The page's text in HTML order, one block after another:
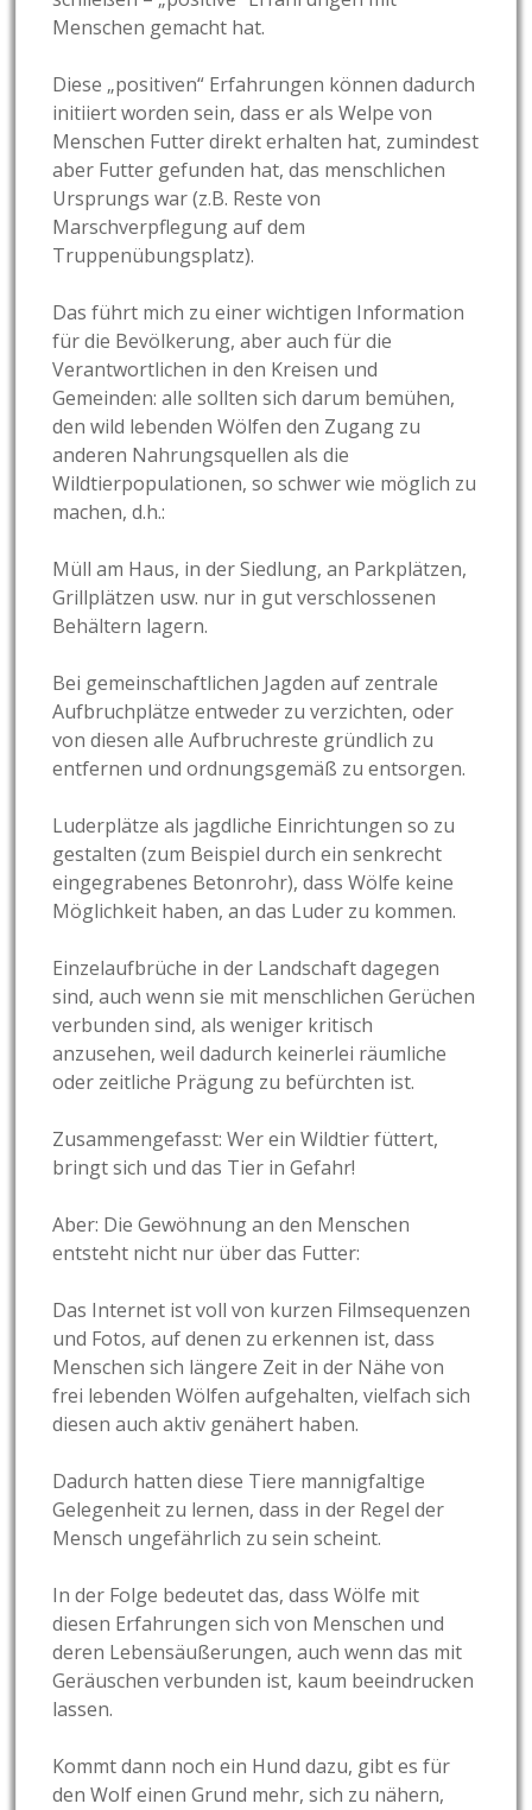
Menschen gemacht hat.
Diese „positiven“ Erfahrungen können dadurch
initiiert worden sein, dass er als Welpe von
Menschen Futter direkt erhalten hat, zumindest
aber Futter gefunden hat, das menschlichen
Ursprungs war (z.B. Reste von
Marschverpflegung auf dem
Truppenübungsplatz).
Das führt mich zu einer wichtigen Information
für die Bevölkerung, aber auch für die
Verantwortlichen in den Kreisen und
Gemeinden: alle sollten sich darum bemühen,
den wild lebenden Wölfen den Zugang zu
anderen Nahrungsquellen als die
Wildtierpopulationen, so schwer wie möglich zu
machen, d.h.:
Müll am Haus, in der Siedlung, an Parkplätzen,
Grillplätzen usw. nur in gut verschlossenen
Behältern lagern.
Bei gemeinschaftlichen Jagden auf zentrale
Aufbruchplätze entweder zu verzichten, oder
von diesen alle Aufbruchreste gründlich zu
entfernen und ordnungsgemäß zu entsorgen.
Luderplätze als jagdliche Einrichtungen so zu
gestalten (zum Beispiel durch ein senkrecht
eingegrabenes Betonrohr), dass Wölfe keine
Möglichkeit haben, an das Luder zu kommen.
Einzelaufbrüche in der Landschaft dagegen
sind, auch wenn sie mit menschlichen Gerüchen
verbunden sind, als weniger kritisch
anzusehen, weil dadurch keinerlei räumliche
oder zeitliche Prägung zu befürchten ist.
Zusammengefasst: Wer ein Wildtier füttert,
bringt sich und das Tier in Gefahr!
Aber: Die Gewöhnung an den Menschen
entsteht nicht nur über das Futter:
Das Internet ist voll von kurzen Filmsequenzen
und Fotos, auf denen zu erkennen ist, dass
Menschen sich längere Zeit in der Nähe von
frei lebenden Wölfen aufgehalten, vielfach sich
diesen auch aktiv genähert haben.
Dadurch hatten diese Tiere mannigfaltige
Gelegenheit zu lernen, dass in der Regel der
Mensch ungefährlich zu sein scheint.
In der Folge bedeutet das, dass Wölfe mit
diesen Erfahrungen sich von Menschen und
deren Lebensäußerungen, auch wenn das mit
Geräuschen verbunden ist, kaum beeindrucken
lassen.
Kommt dann noch ein Hund dazu, gibt es für
den Wolf einen Grund mehr, sich zu nähern,